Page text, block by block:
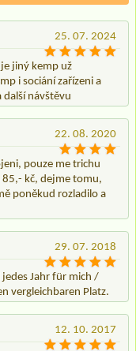
25. 07. 2024
jiný kemp už
i sociání zařízeni a
další návštěvu
22. 08. 2020
pouze me trichu
85,- kč, dejme tomu,
poněkud rozladilo a
29. 07. 2018
Jahr für mich /
vergleichbaren Platz.
12. 10. 2017